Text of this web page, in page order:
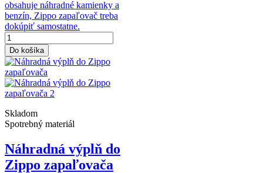
obsahuje náhradné kamienky a
benzín, Zippo zapaľovač treba
dokúpiť samostatne.
Do košíka
Skladom
Spotrebný materiál
Náhradná výplň do
Zippo zapaľovača